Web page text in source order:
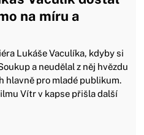
na míru a
Lukáše Vaculíka, kdyby si
a neudělal z něj hvězdu
hlavně pro mladé publikum.
Vítr v kapse přišla další